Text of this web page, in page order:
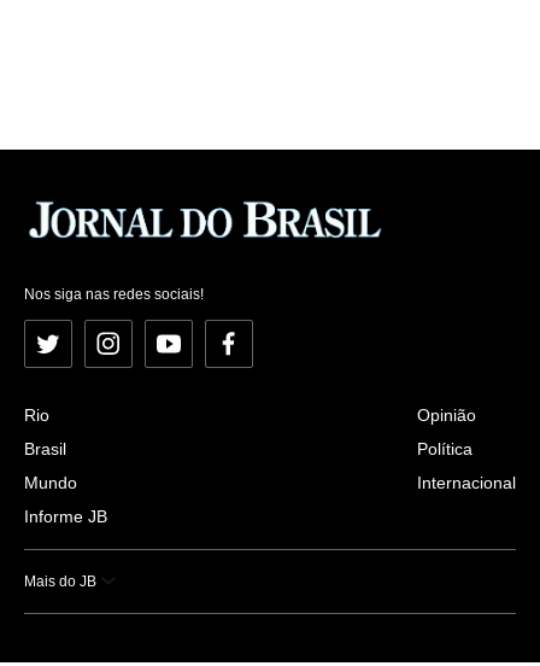
Nos siga nas redes sociais!
Twitter InstagramYouTubeFacebook
Rio
Brasil
Mundo
Informe JB
Opinião
Política
Internacional
Mais do JB
Esportes